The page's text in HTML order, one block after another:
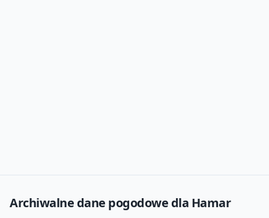
Archiwalne dane pogodowe dla Hamar